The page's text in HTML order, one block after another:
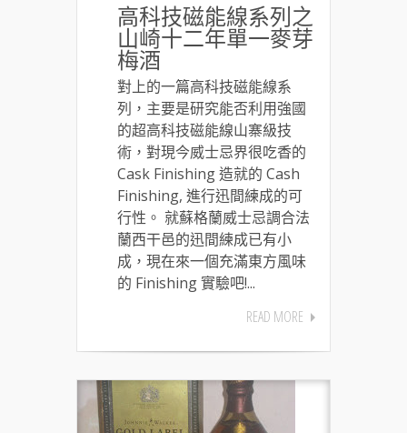
高科技磁能線系列之
山崎十二年單一麥芽
梅酒
對上的一篇高科技磁能線系
列，主要是研究能否利用強國
的超高科技磁能線山寨級技
術，對現今威士忌界很吃香的
Cask Finishing 造就的 Cash
Finishing, 進行迅間練成的可
行性。 就蘇格蘭威士忌調合法
蘭西干邑的迅間練成已有小
成，現在來一個充滿東方風味
的 Finishing 實驗吧!...
READ MORE